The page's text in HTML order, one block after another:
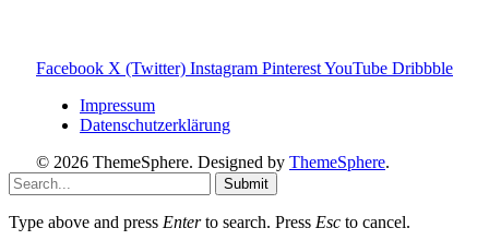
Facebook X (Twitter) Instagram PinterestYouTube Dribbble
Impressum
Datenschutzerklärung
© 2026 ThemeSphere. Designed by ThemeSphere.
Submit
Type above and press Enterto search. Press Esc to cancel.